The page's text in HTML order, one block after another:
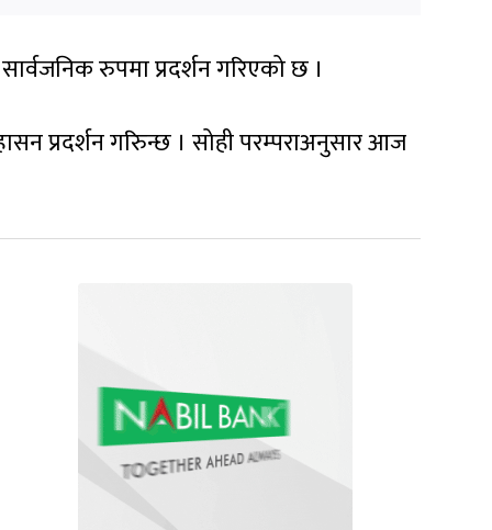
रुपमा प्रदर्शन गरिएको छ ।
प्रदर्शन गरिुन्छ । सोही परम्पराअनुसार आज